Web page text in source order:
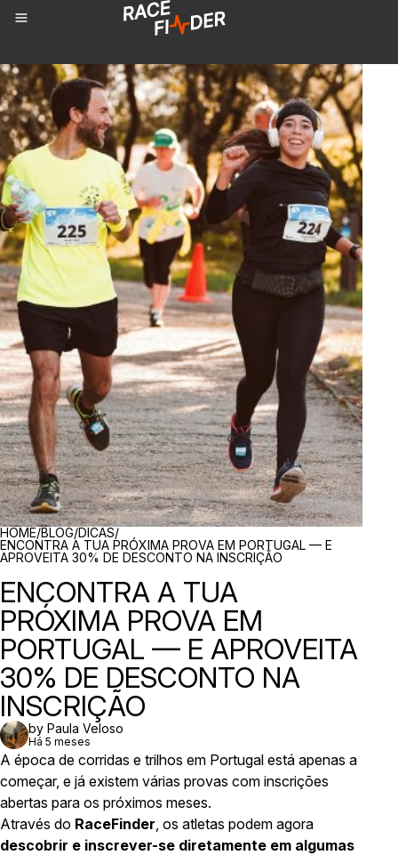
BREADCRUMBS
HOME/BLOG/DICAS/
ENCONTRA A TUA PRÓXIMA PROVA EM PORTUGAL — E
APROVEITA 30% DE DESCONTO NA INSCRIÇÃO
ENCONTRA A TUA
PRÓXIMA PROVA EM
PORTUGAL — E APROVEITA
30% DE DESCONTO NA
INSCRIÇÃO
by Paula Veloso
Há 5 meses
A época de corridas e trilhos em Portugal está apenas a
começar, e já existem várias provas com inscrições
abertas para os próximos meses.
Através do RaceFinder, os atletas podem agora
descobrir e inscrever-se diretamente em algumas